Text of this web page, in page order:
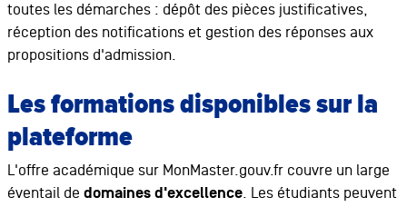
toutes les démarches : dépôt des pièces justificatives,
réception des notifications et gestion des réponses aux
propositions d'admission.
Les formations disponibles sur la
plateforme
L'offre académique sur MonMaster.gouv.fr couvre un large
éventail de domaines d'excellence. Les étudiants peuvent